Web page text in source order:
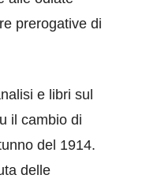
prerogative di
e libri sul
il cambio di
del 1914.
delle